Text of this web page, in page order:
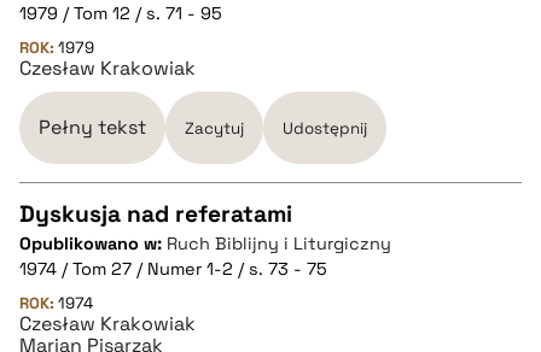
pobierz cytat
BIBTEX
pobierz cytat
1979 / Tom 12 / s. 71 - 95
ROK: 1979
Czesław Krakowiak
Pełny tekst Zacytuj Udostępnij
CZYSTY TEKST
pobierz cytat
Dyskusja nad referatami
Opublikowano w: Ruch Biblijny i Liturgiczny
1974 / Tom 27 / Numer 1-2 / s. 73 - 75
ROK: 1974
Czesław Krakowiak
Marian Pisarzak